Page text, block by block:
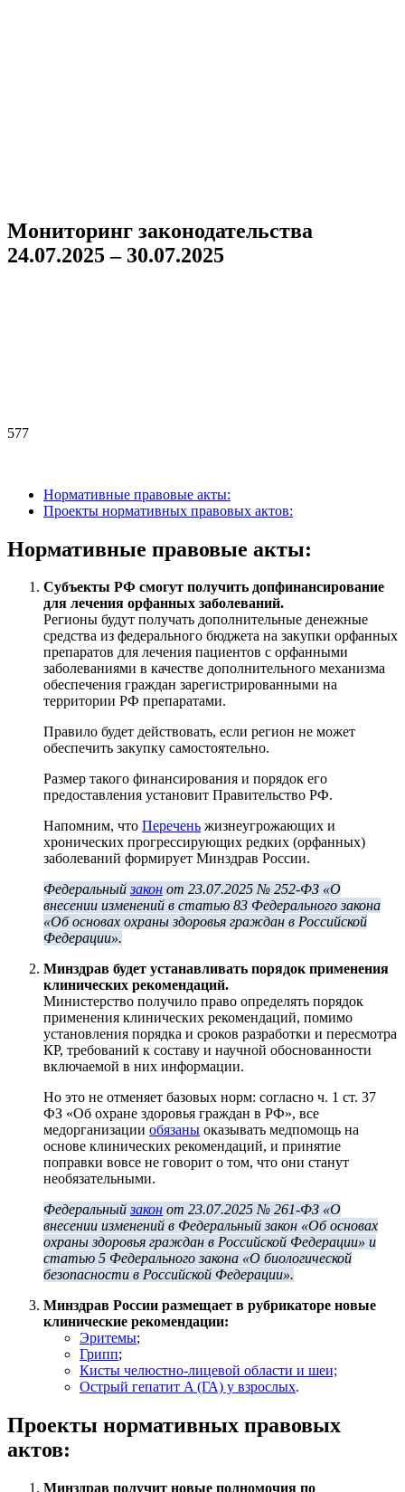
Мониторинг законодательства
24.07.2025 – 30.07.2025
577
Нормативные правовые акты:
Проекты нормативных правовых актов:
Нормативные правовые акты:
Субъекты РФ смогут получить допфинансирование
для лечения орфанных заболеваний.
Регионы будут получать дополнительные денежные
средства из федерального бюджета на закупки орфанных
препаратов для лечения пациентов с орфанными
заболеваниями в качестве дополнительного механизма
обеспечения граждан зарегистрированными на
территории РФ препаратами.
Правило будет действовать, если регион не может
обеспечить закупку самостоятельно.
Размер такого финансирования и порядок его
предоставления установит Правительство РФ.
Напомним, что Перечень жизнеугрожающих и
хронических прогрессирующих редких (орфанных)
заболеваний формирует Минздрав России.
Федеральный закон от 23.07.2025 № 252-ФЗ «О
внесении изменений в статью 83 Федерального закона
«Об основах охраны здоровья граждан в Российской
Федерации».
Минздрав будет устанавливать порядок применения
клинических рекомендаций.
Министерство получило право определять порядок
применения клинических рекомендаций, помимо
установления порядка и сроков разработки и пересмотра
КР, требований к составу и научной обоснованности
включаемой в них информации.
Но это не отменяет базовых норм: согласно ч. 1 ст. 37
ФЗ «Об охране здоровья граждан в РФ», все
медорганизации обязаны оказывать медпомощь на
основе клинических рекомендаций, и принятие
поправки вовсе не говорит о том, что они станут
необязательными.
Федеральный закон от 23.07.2025 № 261-ФЗ «О
внесении изменений в Федеральный закон «Об основах
охраны здоровья граждан в Российской Федерации» и
статью 5 Федерального закона «О биологической
безопасности в Российской Федерации».
Минздрав России размещает в рубрикаторе новые
клинические рекомендации:
Эритемы;
Грипп;
Кисты челюстно-лицевой области и шеи;
Острый гепатит A (ГА) у взрослых.
Проекты нормативных правовых
актов:
Минздрав получит новые полномочия по